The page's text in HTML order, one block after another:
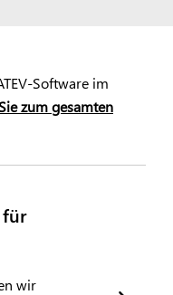
Software im
zum gesamten
für
wir